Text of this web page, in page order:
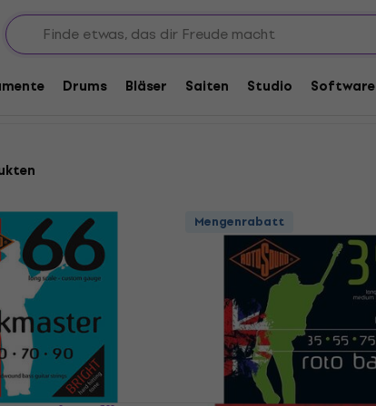
Drums Bläser Saiten Studio Software
Stärke 0-35 oder weniger
Mengenrabatt